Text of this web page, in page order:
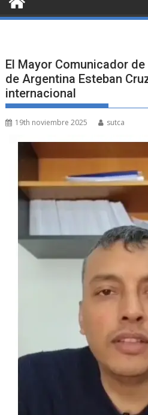
El Mayor Comunicador
de Argentina Esteban
internacional
19th noviembre 2025 sutca